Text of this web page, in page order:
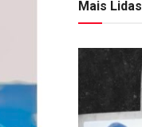
Mais Lidas